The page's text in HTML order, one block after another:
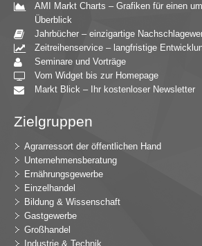
AMI Markt Charts – Grafiken für einen
Überblick
Jahrbücher – einzigartige
Zeitreihenservice – langfristige
Seminare und Vorträge
Vom Widget bis zur Homepage
Markt Blick – Ihr kostenloser Newsletter
Zielgruppen
Agrarressort der öffentlichen Hand
Unternehmensberatung
Ernährungsgewerbe
Einzelhandel
Bildung & Wissenschaft
Gastgewerbe
Großhandel
Industrie & Technik